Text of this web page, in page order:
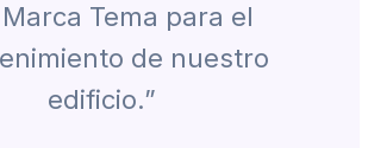
Tema para el
de nuestro
edificio.”